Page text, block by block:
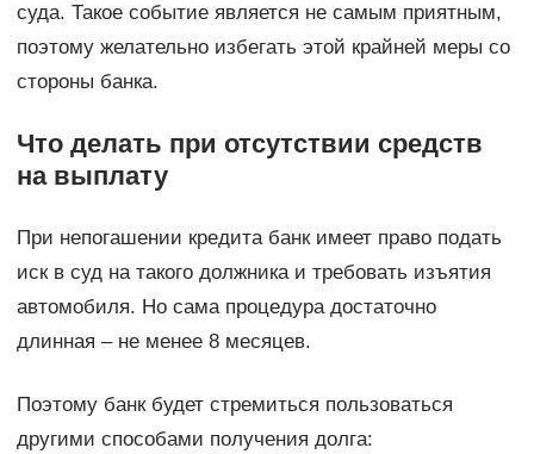
суда. Такое событие является не самым приятным,
поэтому желательно избегать этой крайней меры со
стороны банка.
Что делать при отсутствии средств
на выплату
При непогашении кредита банк имеет право подать
иск в суд на такого должника и требовать изъятия
автомобиля. Но сама процедура достаточно
длинная – не менее 8 месяцев.
Поэтому банк будет стремиться пользоваться
другими способами получения долга: